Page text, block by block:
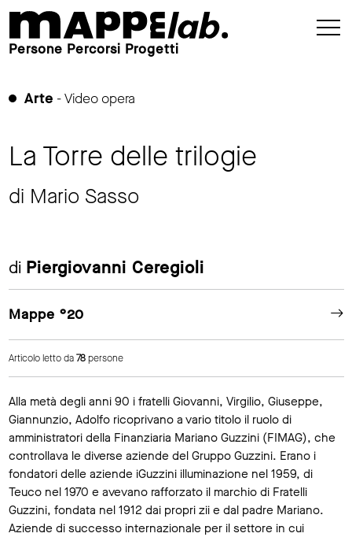
Persone Percorsi Progetti
Arte - Video opera
La Torre delle trilogie
di Mario Sasso
di Piergiovanni Ceregioli
Mappe °20
Articolo letto da78persone
Alla metà degli anni 90 i fratelli Giovanni, Virgilio, Giuseppe,
Giannunzio, Adolfo ricoprivano a vario titolo il ruolo di
amministratori della Finanziaria Mariano Guzzini (FIMAG), che
controllava le diverse aziende del Gruppo Guzzini. Erano i
fondatori delle aziende iGuzzini illuminazione nel 1959, di
Teuco nel 1970 e avevano rafforzato il marchio di Fratelli
Guzzini, fondata nel 1912 dai propri zii e dal padre Mariano.
Aziende di successo internazionale per il settore in cui